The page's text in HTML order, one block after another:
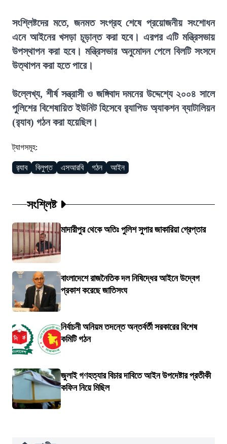
সংশ্লিষ্টদের মতে, জনমত সংগ্রহ শেষে প্রয়োজনীয় সংশোধন
এনে আইনের খসড়া চূড়ান্ত করা হবে। এরপর এটি মন্ত্রিসভায়
উপস্থাপন করা হবে। মন্ত্রিসভার অনুমোদন পেলে বিলটি সংসদে
উত্থাপন করা হতে পারে।
উল্লেখ্য, শীর্ষ সন্ত্রাসী ও জঙ্গিবাদ দমনের উদ্দেশ্যে ২০০৪ সালে
পুলিশের বিশেষায়িত ইউনিট হিসেবে র‍্যাপিড অ্যাকশন ব্যাটালিয়ন
(র‍্যাব) গঠন করা হয়েছিল।
ট্যাগসমূহ:
র‍্যাব বিলুপ্ত এসআরবি গঠন আইন
সংশ্লিষ্ট
মাদারীপুর থেকে অতিঃ পুলিশ সুপার জাকারিয়া গ্রেপ্তার
বাংলাদেশে রাজনৈতিক দল নিষিদ্ধের আইনে উদ্বেগ
প্রকাশ করেছে জাতিসংঘ
নির্বাচনী অনিয়ম তদন্তে অন্তর্বর্তী সরকারের বিশেষ
কমিটি গঠন
জুলাই গণহত্যার বিচার দাবিতে আইন উপদেষ্টার প্রতীকী
কফিন নিয়ে মিছিল